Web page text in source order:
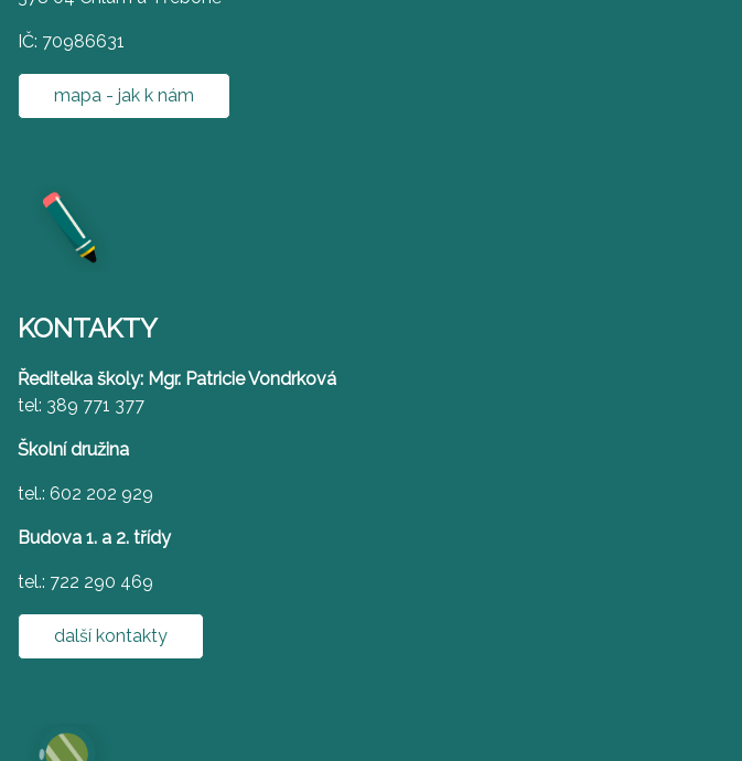
IČ: 70986631
mapa - jak k nám
KONTAKTY
Ředitelka školy: Mgr. Patricie Vondrková
tel: 389 771 377
Školní družina
tel.: 602 202 929
Budova 1. a 2. třídy
tel.: 722 290 469
další kontakty